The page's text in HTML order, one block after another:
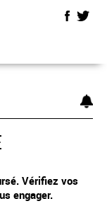
Vérifiez vos
engager.